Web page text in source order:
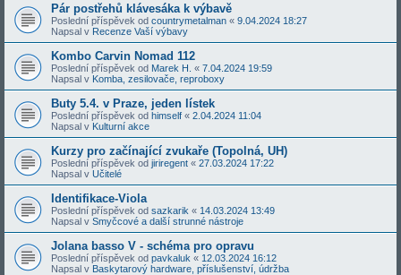
Pár postřehů klávesáka k výbavě
Poslední příspěvek od countrymetalman « 9.04.2024 18:27
Napsal v Recenze Vaší výbavy
Kombo Carvin Nomad 112
Poslední příspěvek od Marek H. « 7.04.2024 19:59
Napsal v Komba, zesilovače, reproboxy
Buty 5.4. v Praze, jeden lístek
Poslední příspěvek od himself « 2.04.2024 11:04
Napsal v Kulturní akce
Kurzy pro začínající zvukaře (Topolná, UH)
Poslední příspěvek od jiriregent « 27.03.2024 17:22
Napsal v Učitelé
Identifikace-Viola
Poslední příspěvek od sazkarik « 14.03.2024 13:49
Napsal v Smyčcové a další strunné nástroje
Jolana basso V - schéma pro opravu
Poslední příspěvek od pavkaluk « 12.03.2024 16:12
Napsal v Baskytarový hardware, příslušenství, údržba